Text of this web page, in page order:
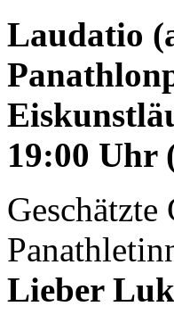
Laudatio
19:00 Uhr
Lieber